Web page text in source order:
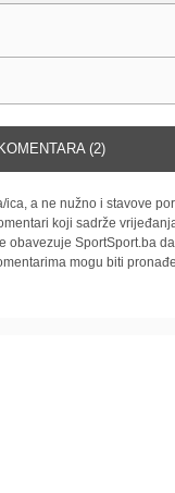
(2)
a ne nužno i stavove
koji sadrže
SportSport.ba
mogu biti